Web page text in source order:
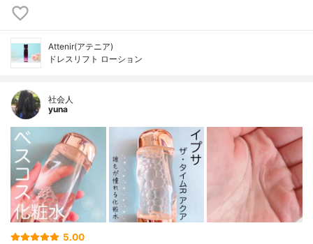
Attenir(アテニア)
ドレスリフト ローション
社会人
yuna
5.00